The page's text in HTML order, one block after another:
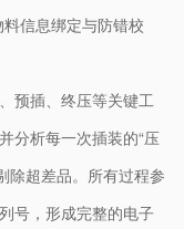
信息绑定与防错校
预插、终压等关键工
分析每一次插装的“压
除超差品。所有过程参
号，形成完整的电子